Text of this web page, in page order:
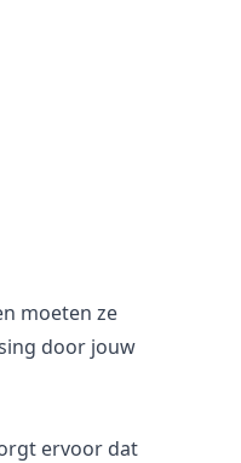
moeten ze
door jouw
ervoor dat